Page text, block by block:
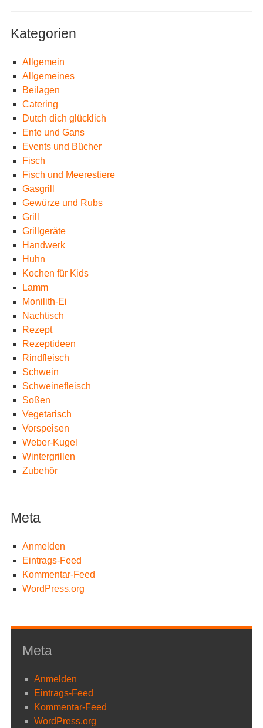
Kategorien
Allgemein
Allgemeines
Beilagen
Catering
Dutch dich glücklich
Ente und Gans
Events und Bücher
Fisch
Fisch und Meerestiere
Gasgrill
Gewürze und Rubs
Grill
Grillgeräte
Handwerk
Huhn
Kochen für Kids
Lamm
Monilith-Ei
Nachtisch
Rezept
Rezeptideen
Rindfleisch
Schwein
Schweinefleisch
Soßen
Vegetarisch
Vorspeisen
Weber-Kugel
Wintergrillen
Zubehör
Meta
Anmelden
Eintrags-Feed
Kommentar-Feed
WordPress.org
Meta
Anmelden
Eintrags-Feed
Kommentar-Feed
WordPress.org